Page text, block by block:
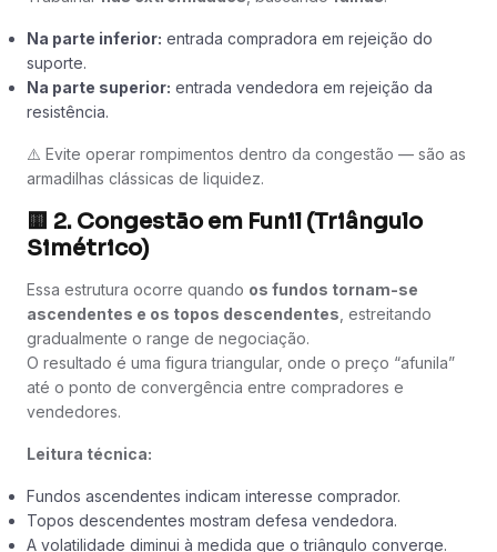
Na parte inferior: entrada compradora em rejeição do
suporte.
Na parte superior: entrada vendedora em rejeição da
resistência.
⚠️ Evite operar rompimentos dentro da congestão — são as
armadilhas clássicas de liquidez.
🟨 2. Congestão em Funil (Triângulo
Simétrico)
Essa estrutura ocorre quando os fundos tornam-se
ascendentes e os topos descendentes , estreitando
gradualmente o range de negociação.
O resultado é uma figura triangular, onde o preço “afunila”
até o ponto de convergência entre compradores e
vendedores.
Leitura técnica:
Fundos ascendentes indicam interesse comprador.
Topos descendentes mostram defesa vendedora.
A volatilidade diminui à medida que o triângulo converge.